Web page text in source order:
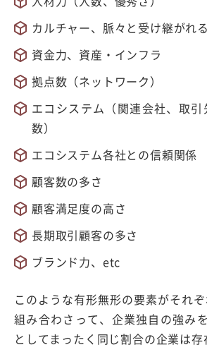
カルチャー、脈々と受け継がれ
資金力、資産・インフラ
拠点数（ネットワーク）
エコシステム（関連会社、取
数）
エコシステム各社との信頼関係
顧客数の多さ
顧客満足度の高さ
長期取引顧客の多さ
ブランド力、etc
このような有形無形の要素がそれ
組み合わさって、企業独自の強み
としてまったく同じ割合の企業は存